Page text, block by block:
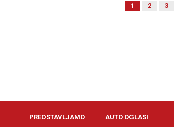
1 2 3
PREDSTAVLJAMO
AUTO OGLASI